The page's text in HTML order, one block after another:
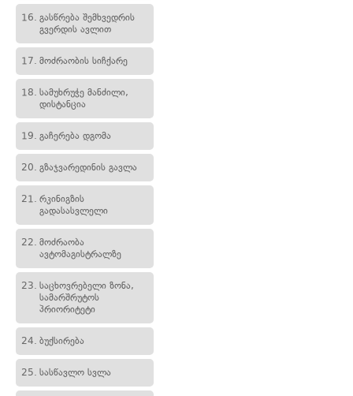
16. გასწრება შემხვედრის
გვერდის ავლით
17. მოძრაობის სიჩქარე
18. სამუხრუჭე მანძილი,
დისტანცია
19. გაჩერება დგომა
20. გზაჯვარედინის გავლა
21. რკინიგზის
გადასასვლელი
22. მოძრაობა
ავტომაგისტრალზე
23. საცხოვრებელი ზონა,
სამარშრუტოს
პრიორიტეტი
24. ბუქსირება
25. სასწავლო სვლა